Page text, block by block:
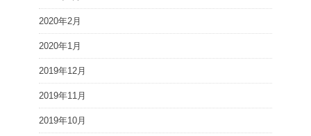
2020年2月
2020年1月
2019年12月
2019年11月
2019年10月